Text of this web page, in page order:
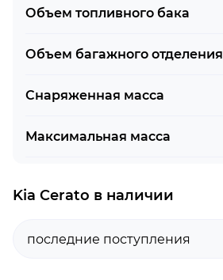
Объем топливного бака
Объем багажного отделения
Снаряженная масса
Максимальная масса
Kia Cerato в наличии